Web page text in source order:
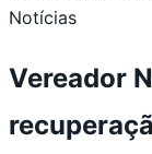
Notícias
Vereador